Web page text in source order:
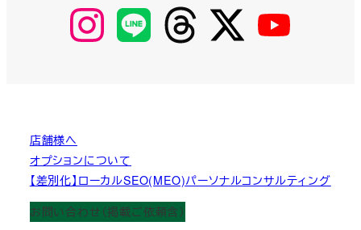
【Instagram】
MyKOBAKO
【LINE】 【threads】 【Twitter】
店舗様へ
オプションについて
【差別化】ローカルSEO(MEO)パーソナルコンサルティング
お問い合わせ（掲載ご依頼含）